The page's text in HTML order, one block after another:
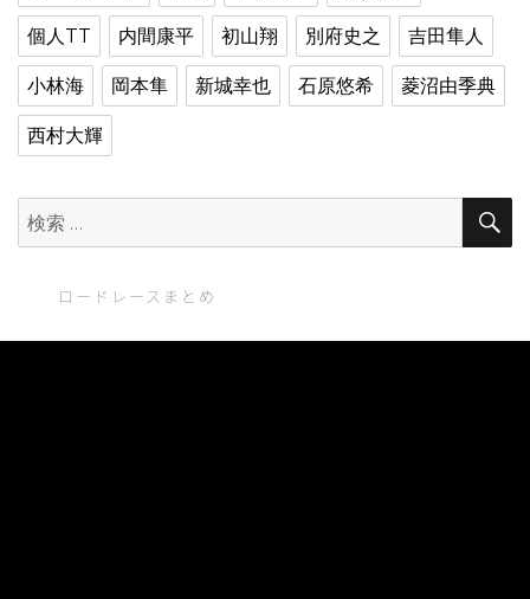
個人TT 内間康平 初山翔 別府史之 吉田隼人
小林海 岡本隼 新城幸也 石原悠希 菱沼由季典
西村大輝
検
索:
検
ロードレースまとめ